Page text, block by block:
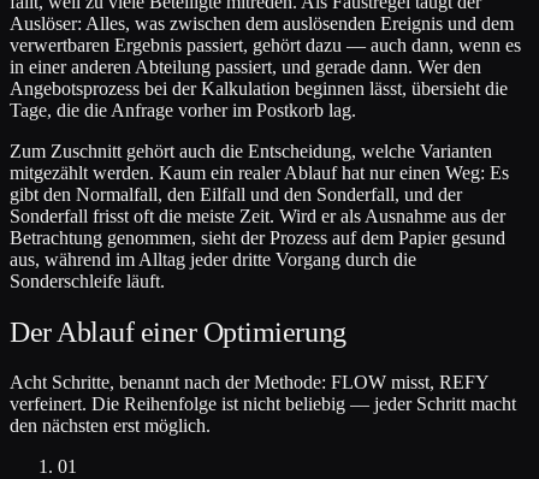
Auslöser: Alles, was zwischen dem auslösenden Ereignis und dem
verwertbaren Ergebnis passiert, gehört dazu — auch dann, wenn es
in einer anderen Abteilung passiert, und gerade dann. Wer den
Angebotsprozess bei der Kalkulation beginnen lässt, übersieht die
Tage, die die Anfrage vorher im Postkorb lag.
Zum Zuschnitt gehört auch die Entscheidung, welche Varianten
mitgezählt werden. Kaum ein realer Ablauf hat nur einen Weg: Es
gibt den Normalfall, den Eilfall und den Sonderfall, und der
Sonderfall frisst oft die meiste Zeit. Wird er als Ausnahme aus der
Betrachtung genommen, sieht der Prozess auf dem Papier gesund
aus, während im Alltag jeder dritte Vorgang durch die
Sonderschleife läuft.
Der Ablauf einer Optimierung
Acht Schritte, benannt nach der Methode: FLOW misst, REFY
verfeinert. Die Reihenfolge ist nicht beliebig — jeder Schritt macht
den nächsten erst möglich.
01